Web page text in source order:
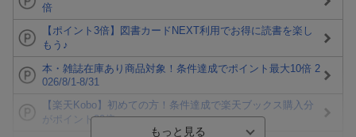
倍
【ポイント3倍】図書カードNEXT利用でお得に読書を楽し
もう♪
本・雑誌在庫あり商品対象！条件達成でポイント最大10倍 2
026/8/1-8/31
【楽天Kobo】初めての方！条件達成で楽天ブックス購入分
がポイント20倍